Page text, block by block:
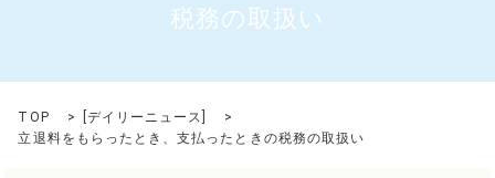
税務の取扱い
TOP デイリーニュース
立退料をもらったとき、支払ったときの税務の取扱い